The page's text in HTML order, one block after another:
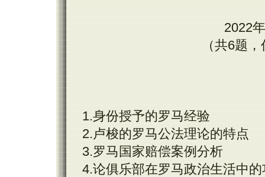
2022
（共6题
1.身份授予的罗马经验
2.卢梭的罗马公法理论的特点
3.罗马国家赔偿案例分析
4.论俱乐部在罗马政治生活中